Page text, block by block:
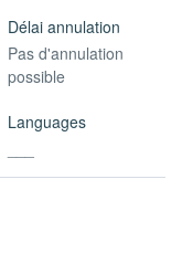
Délai annulation
Pas d'annulation
possible
Languages